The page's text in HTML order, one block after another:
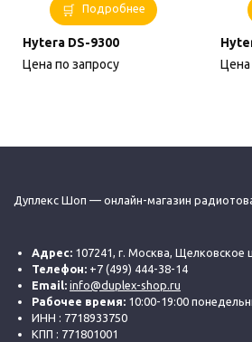
Подробнее
Hytera DS-9300
Цена по запросу
Цена
Дуплекс Шоп — онлайн-магазин
Адрес: 107241, г. Москва, Щелковское
Телефон: +7 (499) 444-38-14
Email: info@duplex-shop.ru
Рабочее время: 10:00-19:00
ИНН : 7718933750
КПП : 771801001